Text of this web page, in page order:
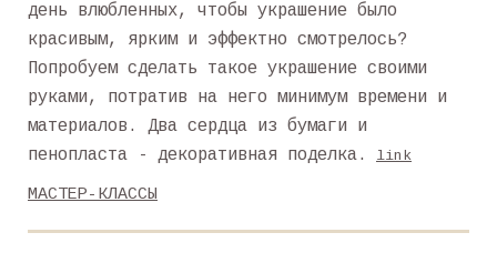
день влюбленных, чтобы украшение было
красивым, ярким и эффектно смотрелось?
Попробуем сделать такое украшение своими
руками, потратив на него минимум времени и
материалов. Два сердца из бумаги и
пенопласта - декоративная поделка.
link
МАСТЕР-КЛАССЫ